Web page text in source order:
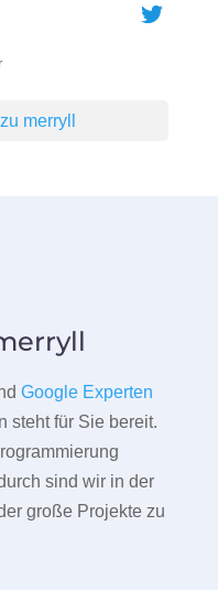
merryll
Google Experten
steht für Sie bereit.
sind wir in der
große Projekte zu